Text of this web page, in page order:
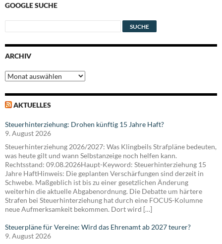
GOOGLE SUCHE
ARCHIV
Archiv
AKTUELLES
Steuerhinterziehung: Drohen künftig 15 Jahre Haft?
9. August 2026
Steuerhinterziehung 2026/2027: Was Klingbeils Strafpläne bedeuten,
was heute gilt und wann Selbstanzeige noch helfen kann.
Rechtsstand: 09.08.2026Haupt-Keyword: Steuerhinterziehung 15
Jahre HaftHinweis: Die geplanten Verschärfungen sind derzeit in
Schwebe. Maßgeblich ist bis zu einer gesetzlichen Änderung
weiterhin die aktuelle Abgabenordnung. Die Debatte um härtere
Strafen bei Steuerhinterziehung hat durch eine FOCUS-Kolumne
neue Aufmerksamkeit bekommen. Dort wird […]
Steuerpläne für Vereine: Wird das Ehrenamt ab 2027 teurer?
9. August 2026